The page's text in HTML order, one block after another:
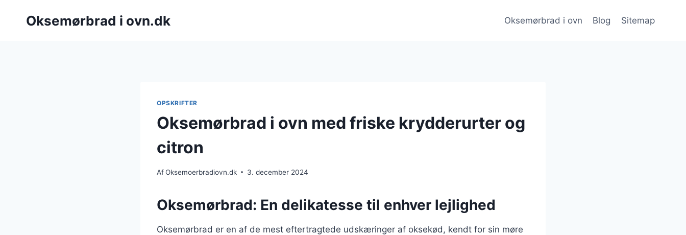
Oksemørbrad i ovn.dk Oksemørbrad i ovn Blog Sitemap
OPSKRIFTER
Oksemørbrad i ovn med friske krydderurter og
citron
AfOksemoerbradiovn.dk 3. december 2024
Oksemørbrad: En delikatesse til enhver lejlighed
Oksemørbrad er en af de mest eftertragtede udskæringer af oksekød, kendt for sin møre